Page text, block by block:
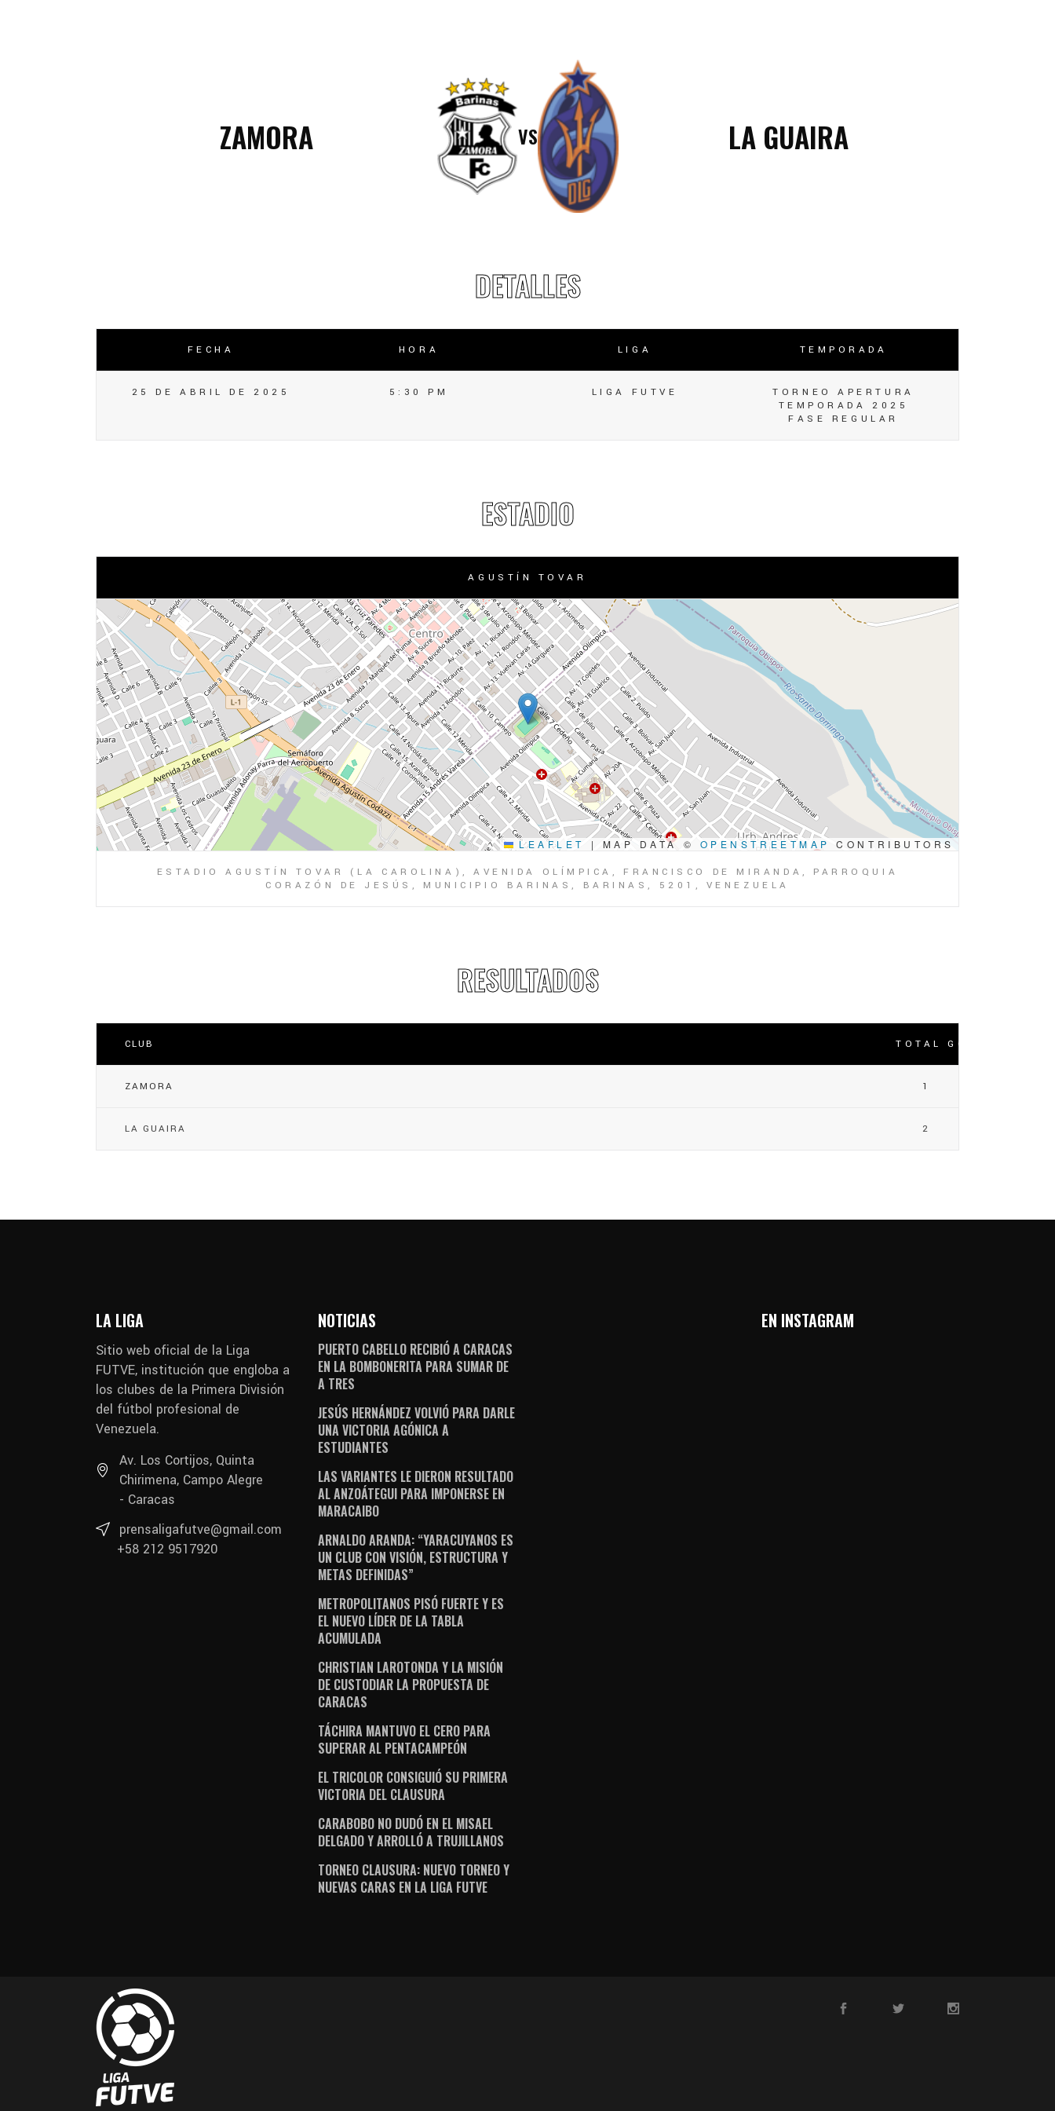
ZAMORA VS LA GUAIRA
DETALLES
FECHA HORA LIGA TEMPORADA
25 DE ABRIL DE 2025 5:30 PM LIGA FUTVE
TORNEO APERTURA
TEMPORADA 2025
FASE REGULAR
ESTADIO
AGUSTÍN TOVAR
LEAFLET | MAP DATA © OPENSTREETMAP CONTRIBUTORS
ESTADIO AGUSTÍN TOVAR (LA CAROLINA), AVENIDA OLÍMPICA, FRANCISCO DE MIRANDA, PARROQUIA
CORAZÓN DE JESÚS, MUNICIPIO BARINAS, BARINAS, 5201, VENEZUELA
RESULTADOS
CLUB TOTAL GOLES
ZAMORA 1
LA GUAIRA 2
LA LIGA
Sitio web oficial de la Liga
FUTVE, institución que engloba a
los clubes de la Primera División
del fútbol profesional de
Venezuela.
Av. Los Cortijos, Quinta
Chirimena, Campo Alegre
- Caracas
prensaligafutve@gmail.com
+58 212 9517920
NOTICIAS
PUERTO CABELLO RECIBIÓ A CARACAS
EN LA BOMBONERITA PARA SUMAR DE
A TRES
JESÚS HERNÁNDEZ VOLVIÓ PARA DARLE
UNA VICTORIA AGÓNICA A
ESTUDIANTES
LAS VARIANTES LE DIERON RESULTADO
AL ANZOÁTEGUI PARA IMPONERSE EN
MARACAIBO
ARNALDO ARANDA: “YARACUYANOS ES
UN CLUB CON VISIÓN, ESTRUCTURA Y
METAS DEFINIDAS”
METROPOLITANOS PISÓ FUERTE Y ES
EL NUEVO LÍDER DE LA TABLA
ACUMULADA
CHRISTIAN LAROTONDA Y LA MISIÓN
DE CUSTODIAR LA PROPUESTA DE
CARACAS
TÁCHIRA MANTUVO EL CERO PARA
SUPERAR AL PENTACAMPEÓN
EL TRICOLOR CONSIGUIÓ SU PRIMERA
VICTORIA DEL CLAUSURA
CARABOBO NO DUDÓ EN EL MISAEL
DELGADO Y ARROLLÓ A TRUJILLANOS
TORNEO CLAUSURA: NUEVO TORNEO Y
NUEVAS CARAS EN LA LIGA FUTVE
EN INSTAGRAM